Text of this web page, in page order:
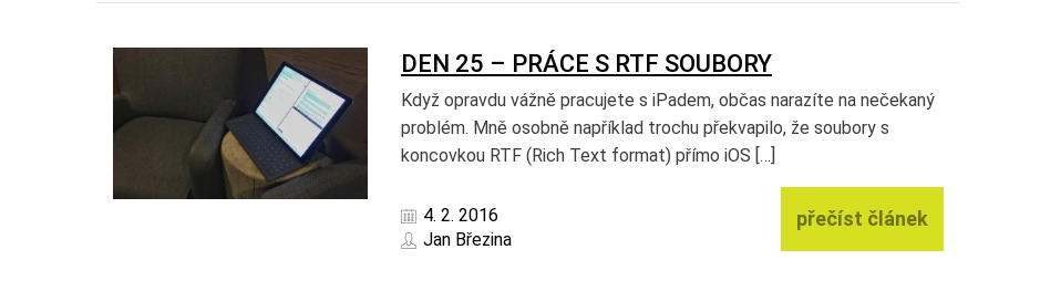
DEN 25 – PRÁCE S RTF SOUBORY
Když opravdu vážně pracujete s iPadem, občas narazíte na nečekaný
problém. Mně osobně například trochu překvapilo, že soubory s
koncovkou RTF (Rich Text format) přímo iOS […]
4. 2. 2016
Jan Březina
přečíst článek